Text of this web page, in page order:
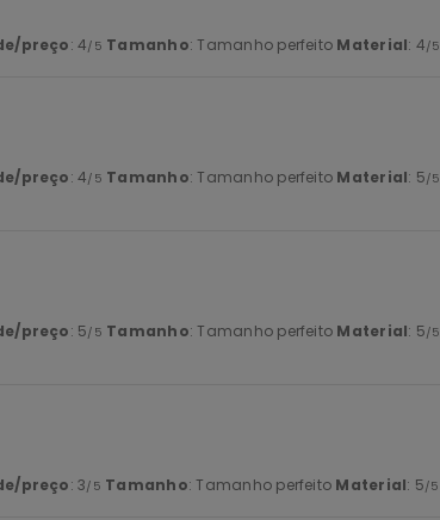
preço: 4/5 Tamanho: Tamanho perfeito Material: 4/5
preço: 4/5 Tamanho: Tamanho perfeito Material: 5/5
preço: 5/5 Tamanho: Tamanho perfeito Material: 5/5
preço: 3/5 Tamanho: Tamanho perfeito Material: 5/5